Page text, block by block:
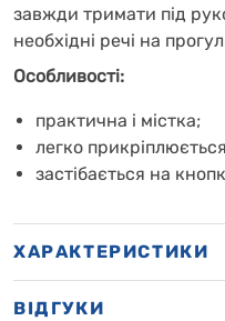
завжди тримати під
необхідні речі на
Особливості:
практична і містка;
легко
застібається на
ХАРАКТЕРИСТИКИ
ВІДГУКИ